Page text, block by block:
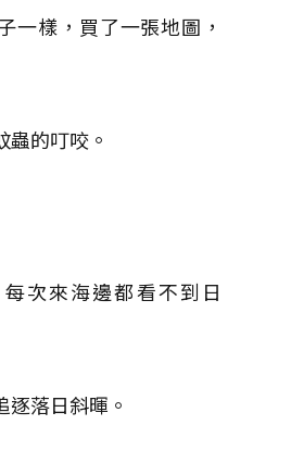
一樣，買了一張地圖，
蟲的叮咬。
次來海邊都看不到日
落日斜暉。